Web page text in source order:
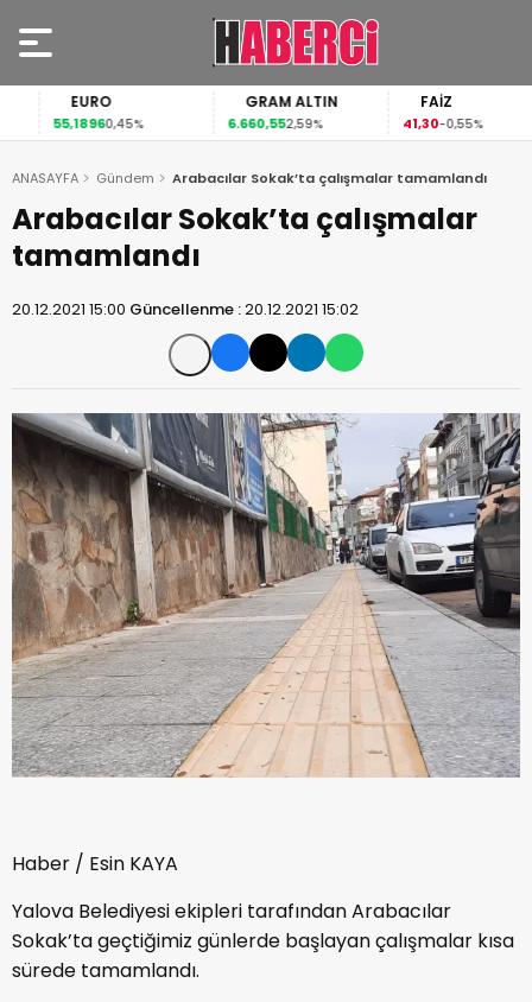
EURO
55,18960,45%
GRAM ALTIN
6.660,552,59%
FAİZ
41,30-0,55%
ANASAYFA Gündem Arabacılar Sokak’ta çalışmalar tamamlandı
Arabacılar Sokak’ta çalışmalar
tamamlandı
20.12.2021 15:00 Güncellenme :20.12.2021 15:02
Haber / Esin KAYA
Yalova Belediyesi ekipleri tarafından Arabacılar
Sokak’ta geçtiğimiz günlerde başlayan çalışmalar kısa
sürede tamamlandı.